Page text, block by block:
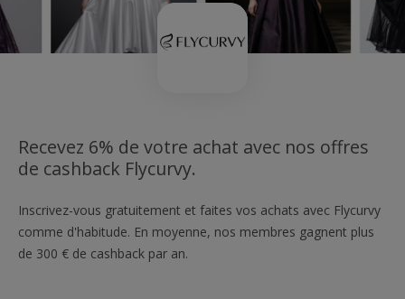
Recevez 6% de votre achat avec nos offres
de cashback Flycurvy.
Inscrivez-vous gratuitement et faites vos achats avec Flycurvy
comme d'habitude. En moyenne, nos membres gagnent plus
de 300 € de cashback par an.